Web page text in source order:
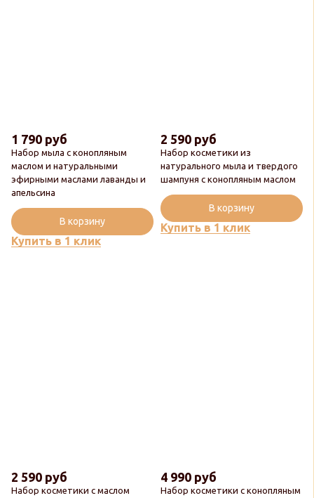
Новинка
Популярный
Набор мыла с конопляным
маслом и натуральными
эфирными маслами лаванды и
апельсина
1 790 руб
Купить в 1 клик
В корзину
Новинка
Популярный
Набор косметики из
натурального мыла и твердого
шампуня с конопляным маслом
2 590 руб
Купить в 1 клик
В корзину
Набор косметики с маслом
2 590 руб
Набор косметики с конопляным
4 990 руб